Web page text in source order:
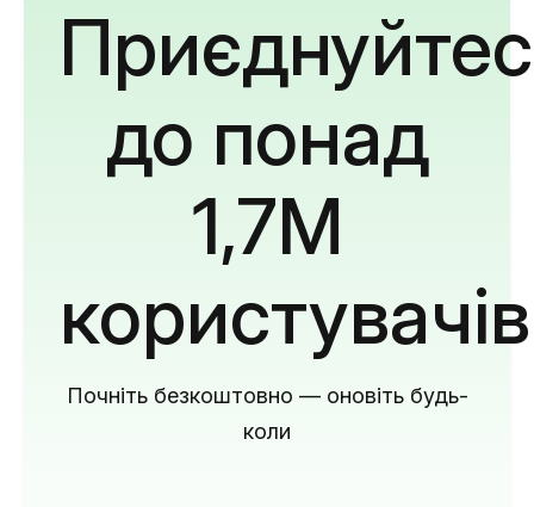
до понад
1,7M
користувачів
Почніть безкоштовно — оновіть будь-
коли